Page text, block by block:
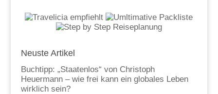
Neuste Artikel
Buchtipp: „Staatenlos“ von Christoph
Heuermann – wie frei kann ein globales Leben
wirklich sein?